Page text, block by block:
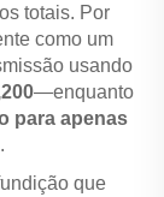
totais. Por
como um
usando
—enquanto
para apenas
.
que